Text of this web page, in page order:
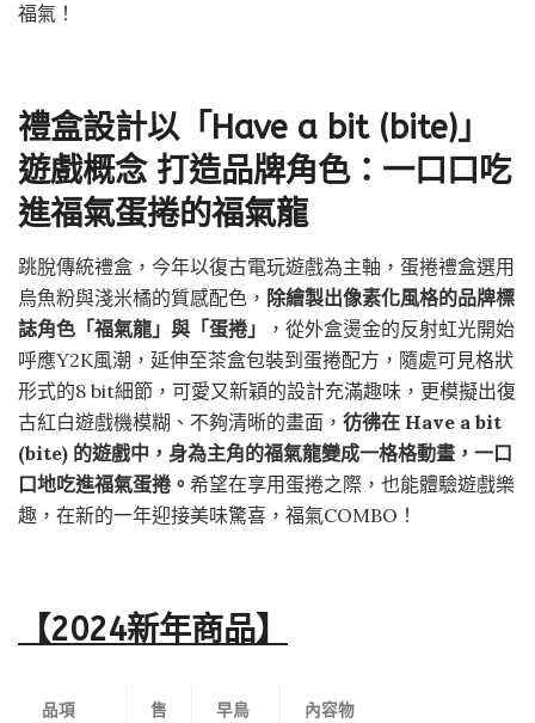
福氣！
禮盒設計以「Have a bit (bite)」
遊戲概念 打造品牌角色：一口口吃
進福氣蛋捲的福氣龍
跳脫傳統禮盒，今年以復古電玩遊戲為主軸，蛋捲禮盒選用
烏魚粉與淺米橘的質感配色， 除繪製出像素化風格的品牌標
誌角色「福氣龍」與「蛋捲」
，從外盒燙金的反射虹光開始
呼應Y2K風潮，延伸至茶盒包裝到蛋捲配方，隨處可見格狀
形式的8 bit細節，可愛又新穎的設計充滿趣味，更模擬出復
古紅白遊戲機模糊、不夠清晰的畫面， 彷彿在 Have a bit
(bite) 的遊戲中，身為主角的福氣龍變成一格格動畫，一口
口地吃進福氣蛋捲。 希望在享用蛋捲之際，也能體驗遊戲樂
趣，在新的一年迎接美味驚喜，福氣COMBO！
【2024新年商品】
品項 售 早鳥 內容物